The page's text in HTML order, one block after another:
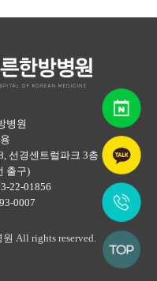
병원
선경센트럴파크 3층
출구)
22-01856
0007
All rights reserved.